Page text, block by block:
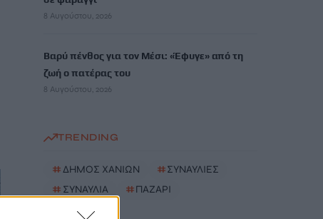
8 Αυγούστου, 2026
Βαρύ πένθος για τον Μέσι: «Έφυγε» από τη
ζωή ο πατέρας του
8 Αυγούστου, 2026
TRENDING
#ΔΗΜΟΣ ΧΑΝΙΩΝ #ΣΥΝΑΥΛΙΕΣ
# ΣΥΝΑΥΛΙΑ #ΠΑΖΑΡΙ